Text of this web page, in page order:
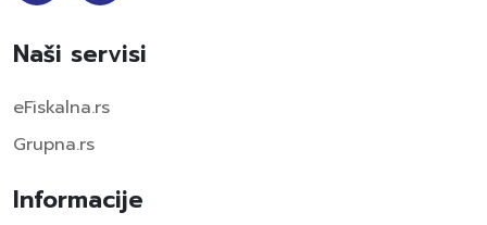
Naši servisi
eFiskalna.rs
Grupna.rs
Informacije